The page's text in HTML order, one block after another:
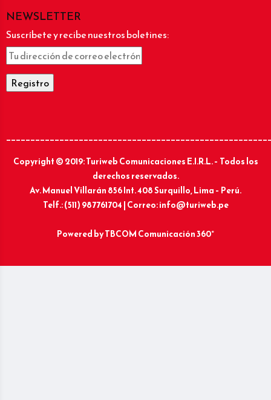
NEWSLETTER
Suscríbete y recibe nuestros boletines:
Copyright © 2019: Turiweb Comunicaciones E.I.R.L. – Todos los
derechos reservados.
Av. Manuel Villarán 856 Int. 408 Surquillo, Lima – Perú.
Telf.: (511) 987761704 | Correo: info@turiweb.pe
Powered byTBCOM Comunicación 360°